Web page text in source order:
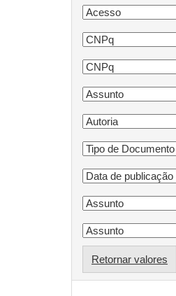
Retornar valores